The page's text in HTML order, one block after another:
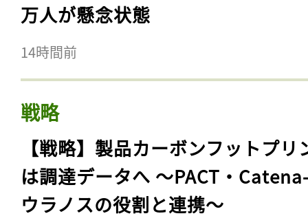
万人が懸念状態
14時間前
戦略
【戦略】製品カーボンフットプリ
は調達データへ 〜PACT・
ウラノスの役割と連携〜